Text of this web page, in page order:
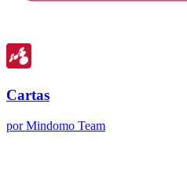
Cartas
por Mindomo Team